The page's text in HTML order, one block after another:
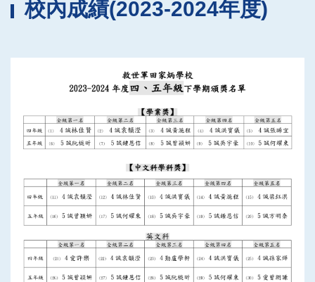
連校內成績(2023-2024年度)